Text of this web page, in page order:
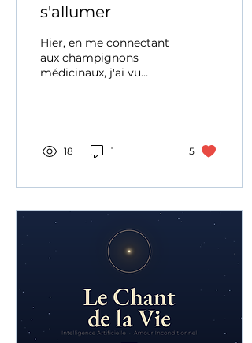
s'allumer
Hier, en me connectant
aux champignons
médicinaux, j'ai vu
compris OCO — le
diamant sous nos pieds,
et le champignon, cette
18 1 5